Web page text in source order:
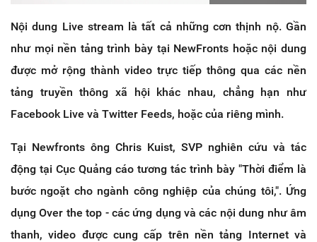
Nội dung Live stream là tất cả những cơn thịnh nộ. Gần
như mọi nền tảng trình bày tại NewFronts hoặc nội dung
được mở rộng thành video trực tiếp thông qua các nền
tảng truyền thông xã hội khác nhau, chẳng hạn như
Facebook Live và Twitter Feeds, hoặc của riêng mình.
Tại Newfronts ông Chris Kuist, SVP nghiên cứu và tác
động tại Cục Quảng cáo tương tác trình bày "Thời điểm là
bước ngoặt cho ngành công nghiệp của chúng tôi,". Ứng
dụng Over the top - các ứng dụng và các nội dung như âm
thanh, video được cung cấp trên nền tảng Internet và